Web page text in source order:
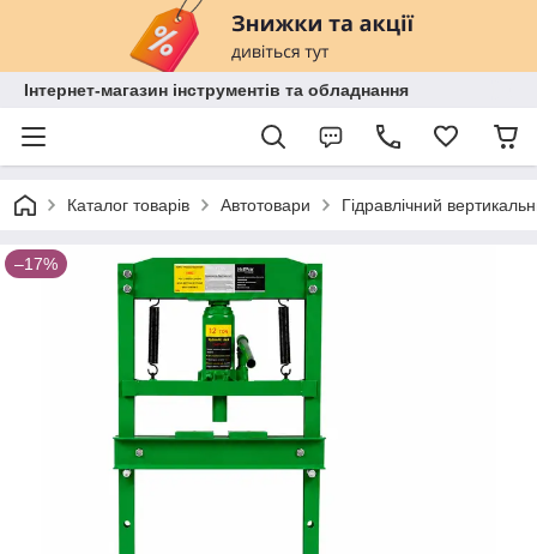
Інтернет-магазин інструментів та обладнання
Каталог товарів Автотовари Гідравлічний
–17%